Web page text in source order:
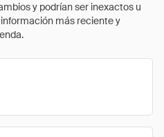
y podrían ser inexactos u
más reciente y